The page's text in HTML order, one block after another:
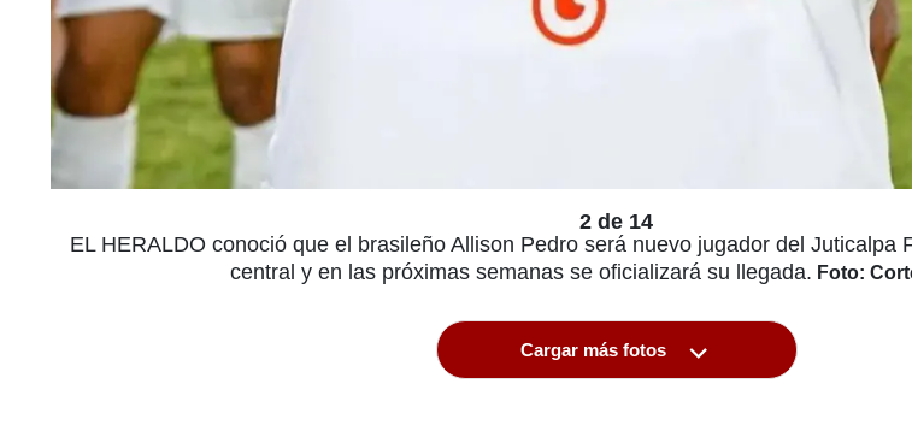
2 de 14
EL HERALDO conoció que el brasileño Allison Pedro será nuevo jugador del Juticalpa
central y en las próximas semanas se oficializará su llegada. Foto:
Cargar más fotos